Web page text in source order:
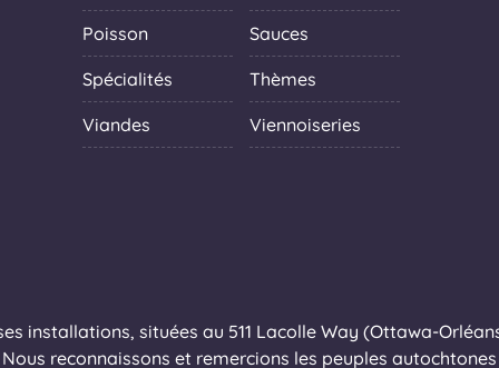
Poisson Sauces
Spécialités Thèmes
Viandes Viennoiseries
installations, situées au 511 Lacolle Way (Ottawa-
reconnaissons et remercions les peuples